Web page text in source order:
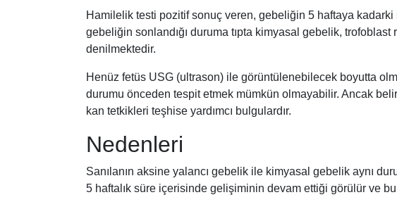
Hamilelik testi pozitif sonuç veren, gebeliğin 5 haftaya kadarki
gebeliğin sonlandığı duruma tıpta kimyasal gebelik,
denilmektedir.
Henüz fetüs USG (ultrason) ile görüntülenebilecek boyutta
durumu önceden tespit etmek mümkün olmayabilir. Ancak
kan tetkikleri teşhise yardımcı bulgulardır.
Nedenleri
Sanılanın aksine yalancı gebelik ile kimyasal gebelik aynı
5 haftalık süre içerisinde gelişiminin devam ettiği görülür ve